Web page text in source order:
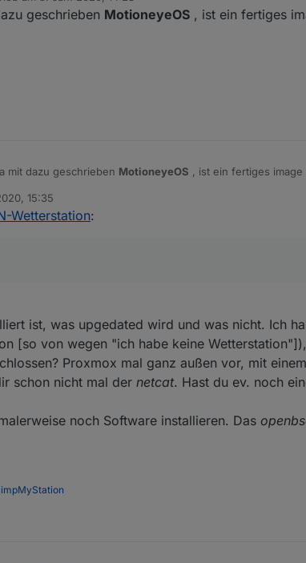
es kommt, dann aber richtig. Bei ARM (=PI) gibt es einen
editiert von
geschrieben MotioneyeOS , ist ein fertiges
mit dazu geschrieben MotioneyeOS , ist ein fertiges image
15:35
Wetterstation:
ist, was upgedated wird und was nicht. Ich
[so von wegen "ich habe keine
Proxmox mal ganz außen vor, mit
schon nicht mal der netcat. Hast du ev. noch
noch Software installieren. Das